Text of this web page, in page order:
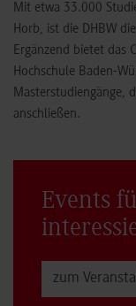
Mit etwa 33.000
Horb, ist die DHBW
Ergänzend bietet das
Hochschule Baden-
Masterstudiengänge,
anschließen.
Events
zum